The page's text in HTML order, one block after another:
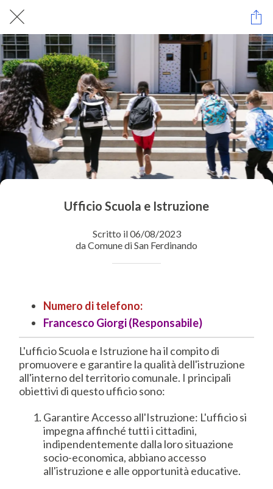
Ufficio Scuola e Istruzione
Scritto il 06/08/2023
da Comune di San Ferdinando
Numero di telefono:
Francesco Giorgi (Responsabile)
L'ufficio Scuola e Istruzione ha il compito di
promuovere e garantire la qualità dell'istruzione
all'interno del territorio comunale. I principali
obiettivi di questo ufficio sono:
Garantire Accesso all'Istruzione: L'ufficio si
impegna affinché tutti i cittadini,
indipendentemente dalla loro situazione
socio-economica, abbiano accesso
all'istruzione e alle opportunità educative.